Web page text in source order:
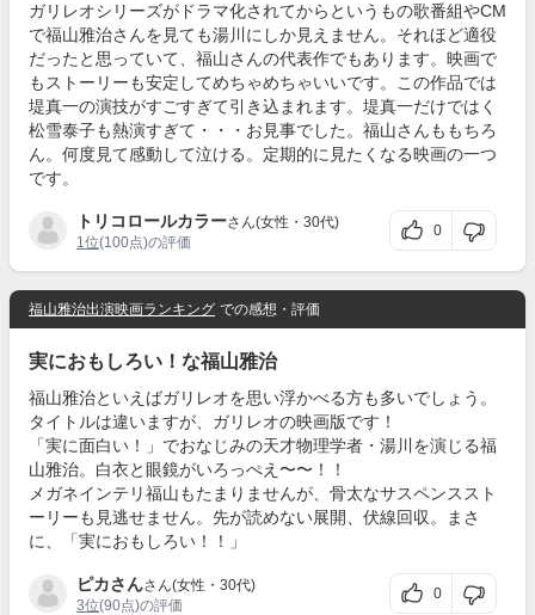
ガリレオシリーズがドラマ化されてからというもの歌番組やCM
で福山雅治さんを見ても湯川にしか見えません。それほど適役
だったと思っていて、福山さんの代表作でもあります。映画で
もストーリーも安定してめちゃめちゃいいです。この作品では
堤真一の演技がすごすぎて引き込まれます。堤真一だけではく
松雪泰子も熱演すぎて・・・お見事でした。福山さんももちろ
ん。何度見て感動して泣ける。定期的に見たくなる映画の一つ
です。
トリコロールカラーさん(女性・30代)
1位(100点)の評価
0
福山雅治出演映画ランキング での感想・評価
実におもしろい！な福山雅治
福山雅治といえばガリレオを思い浮かべる方も多いでしょう。
タイトルは違いますが、ガリレオの映画版です！
「実に面白い！」でおなじみの天才物理学者・湯川を演じる福
山雅治。白衣と眼鏡がいろっぺえ〜〜！！
メガネインテリ福山もたまりませんが、骨太なサスペンススト
ーリーも見逃せません。先が読めない展開、伏線回収。まさ
に、「実におもしろい！！」
ピカさんさん(女性・30代)
3位(90点)の評価
0